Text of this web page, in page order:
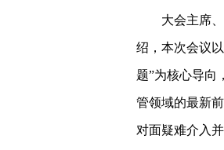
大会主席
绍，本次会议
题”为核心导向
管领域的最新
对面疑难介入